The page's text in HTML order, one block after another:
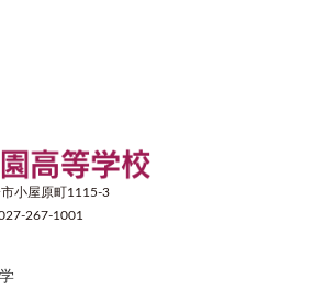
小屋原町1115-3
267-1001